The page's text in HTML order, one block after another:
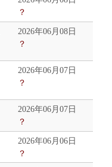
？
2026年06月08日
？
2026年06月07日
？
2026年06月07日
？
2026年06月06日
？